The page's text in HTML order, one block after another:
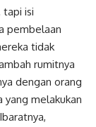
tapi isi
pembelaan
tidak
rumitnya
dengan orang
yang melakukan